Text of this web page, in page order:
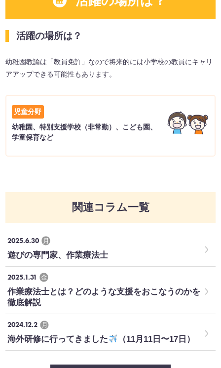
活躍の場所は？
幼稚園教諭は「教員免許」なので将来的には小学校の教員にキャリ
アアップできる可能性もあります。
児童分野
幼稚園、特別支援学校（非常勤）、こども園、
学童保育など
関連コラム一覧
2025.6.30 月
遊びの専門家、作業療法士
2025.1.31 金
作業療法士とは？どのような支援をおこなうのかを
徹底解説
2024.12.2 月
海外研修に行ってきました （11月11日〜17日）